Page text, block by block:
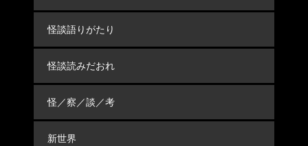
怪談語りがたり
怪談読みだおれ
怪／察／談／考
新世界